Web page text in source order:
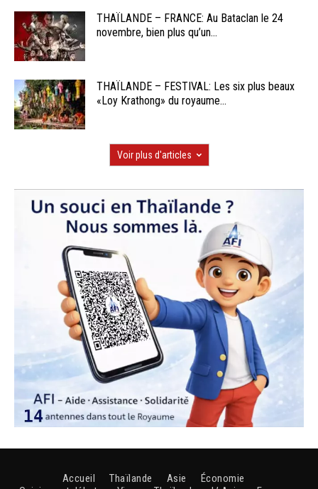
THAÏLANDE – FRANCE: Au Bataclan le 24
novembre, bien plus qu’un...
THAÏLANDE – FESTIVAL: Les six plus beaux
«Loy Krathong» du royaume...
Voir plus d'articles
Accueil Thaïlande Asie
Économie